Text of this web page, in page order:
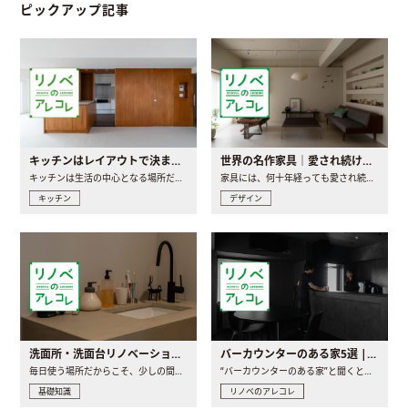
ピックアップ記事
キッチンはレイアウトで決まる。後悔しないための考え方と選び方
キッチン
世界の名作家具｜愛され続ける理由と一生モノとの出会い方
デザイン
洗面所・洗面台リノベーションの事例と間取りアイデア
毎日使う場所だからこそ、少しの間取りの工夫や素材の選び方で..
基礎知識
バーカウンターのある家5選 | 日常に馴染む“距離の近い”キッチンとは
“バーカウンターのある家”と聞くと、少し特別な、大人のための..
リノベのアレコレ